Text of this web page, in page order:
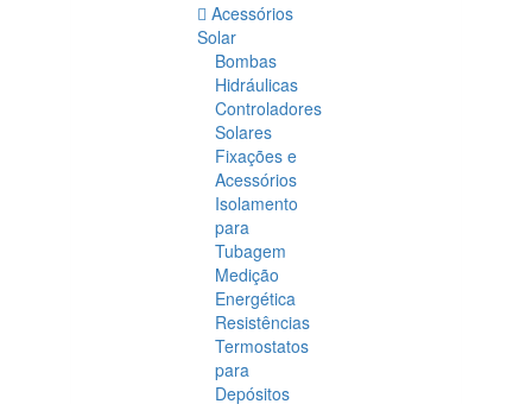
Acessórios
Solar
Bombas
Hidráulicas
Controladores
Solares
Fixações e
Acessórios
Isolamento
para
Tubagem
Medição
Energética
Resistências
Termostatos
para
Depósitos